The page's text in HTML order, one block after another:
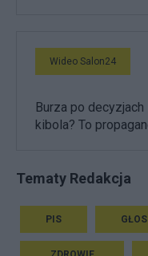
Wideo Salon24
Burza po decyzjach
kibola? To
Tematy Redakcja
PIS